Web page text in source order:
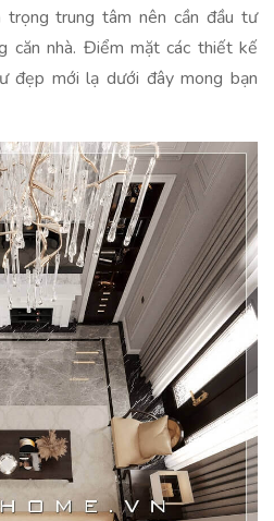
trọng trung tâm nên cần đầu tư
căn nhà. Điểm mặt các thiết kế
đẹp mới lạ dưới đây mong bạn